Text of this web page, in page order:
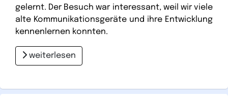
gelernt. Der Besuch war interessant, weil wir viele
alte Kommunikationsgeräte und ihre Entwicklung
kennenlernen konnten.
weiterlesen